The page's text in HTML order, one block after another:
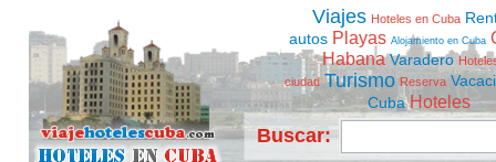
Viajes Hoteles en Cuba
autos Playas Alojamiento en Cuba
Habana Varadero
ciudad Turismo Reserva
Cuba Hoteles
Buscar: